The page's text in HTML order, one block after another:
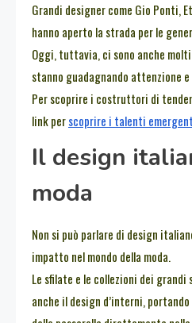
Grandi designer come Gio Ponti,
hanno aperto la strada per le
Oggi, tuttavia, ci sono anche
stanno guadagnando attenzione
Per scoprire i costruttori di
link perscoprire i talenti
Il design
moda
Non si può parlare di design
impatto nel mondo della moda.
Le sfilate e le collezioni dei
anche il design d’interni,